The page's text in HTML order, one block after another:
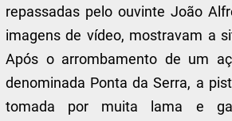
repassadas pelo ouvinte João
imagens de vídeo, mostravam a
Após o arrombamento de um
denominada Ponta da Serra, a
tomada por muita lama e